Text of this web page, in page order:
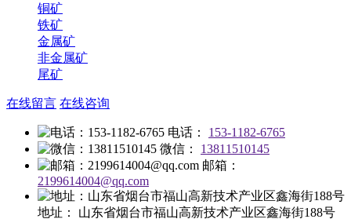
铜矿
铁矿
金属矿
非金属矿
尾矿
在线留言 在线咨询
电话：
153-1182-6765
微信：
13811510145
邮箱：
2199614004@qq.com
地址： 山东省烟台市福山高新技术产业区鑫海街188号